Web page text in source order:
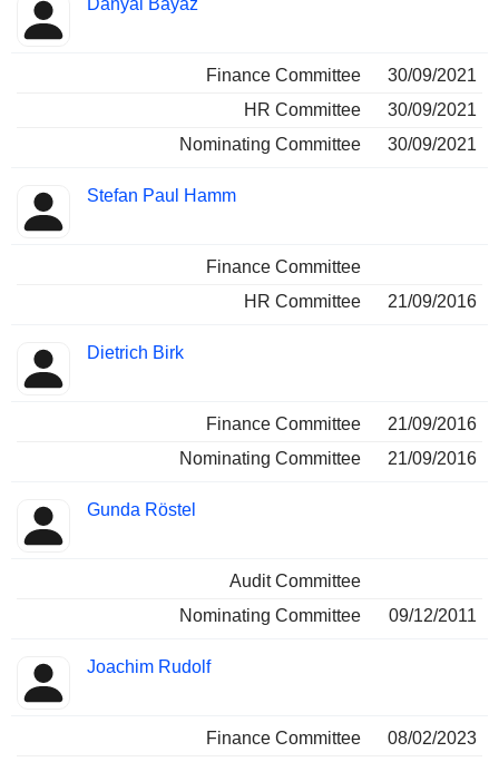
Danyal Bayaz
Finance Committee
30/09/2021
HR Committee
30/09/2021
Nominating Committee
30/09/2021
Stefan Paul Hamm
Finance Committee
HR Committee
21/09/2016
Dietrich Birk
Finance Committee
21/09/2016
Nominating Committee
21/09/2016
Gunda Röstel
Audit Committee
Nominating Committee
09/12/2011
Joachim Rudolf
Finance Committee
08/02/2023